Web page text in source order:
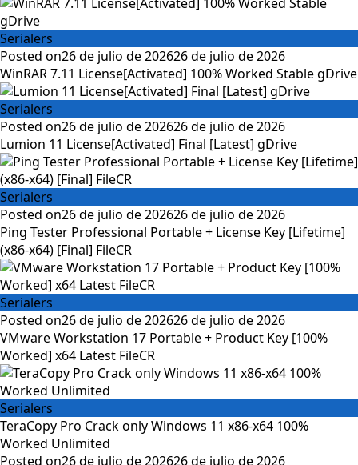
Serialers
Posted on26 de julio de 202626 de julio de 2026
WinRAR 7.11 License[Activated] 100% Worked Stable gDrive
Serialers
Posted on26 de julio de 202626 de julio de 2026
Lumion 11 License[Activated] Final [Latest] gDrive
Serialers
Posted on26 de julio de 202626 de julio de 2026
Ping Tester Professional Portable + License Key [Lifetime]
(x86-x64) [Final] FileCR
Serialers
Posted on26 de julio de 202626 de julio de 2026
VMware Workstation 17 Portable + Product Key [100%
Worked] x64 Latest FileCR
Serialers
TeraCopy Pro Crack only Windows 11 x86-x64 100%
Worked Unlimited
Posted on26 de julio de 202626 de julio de 2026